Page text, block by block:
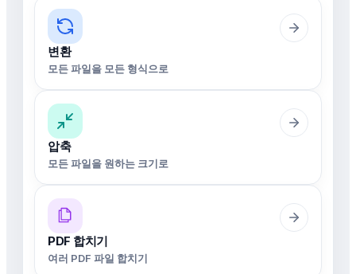
변환
모든 파일을 모든 형식으로
압축
모든 파일을 원하는 크기로
PDF 합치기
여러 PDF 파일 합치기